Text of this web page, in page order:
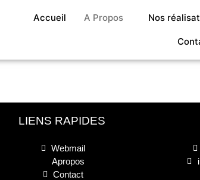
Accueil A Propos Nos
LIENS RAPIDES
Webmail
Apropos
Contact